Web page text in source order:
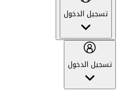
تسجيل الدخول
تسجيل الدخول